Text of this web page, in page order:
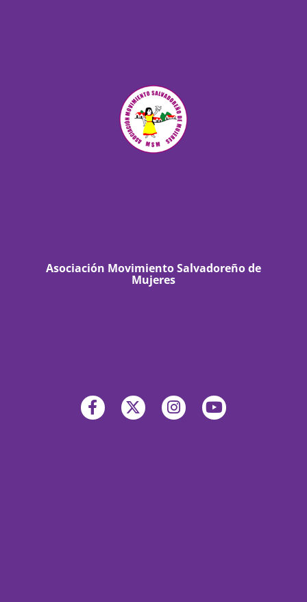
Asociación Movimiento Salvadoreño de
Mujeres